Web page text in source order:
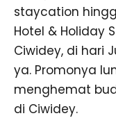
staycation
Hotel & Holiday
Ciwidey, di hari
ya. Promonya
menghemat
di Ciwidey.